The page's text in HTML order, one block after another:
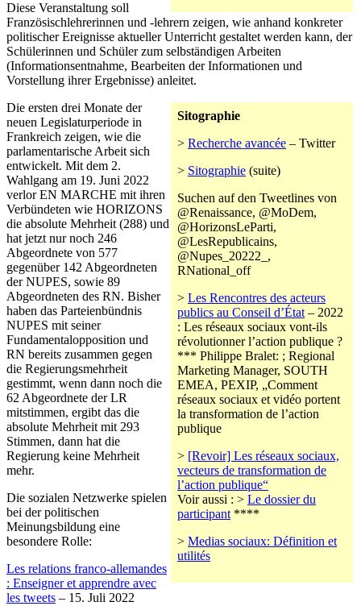
Diese Veranstaltung soll
Französischlehrerinnen und -lehrern zeigen, wie anhand konkreter
politischer Ereignisse aktueller Unterricht gestaltet werden kann, der
Schülerinnen und Schüler zum selbständigen Arbeiten
(Informationsentnahme, Bearbeiten der Informationen und
Vorstellung ihrer Ergebnisse) anleitet.
Sitographie
> Recherche avancée – Twitter
> Sitographie (suite)
Suchen auf den Tweetlines von
@Renaissance, @MoDem,
@HorizonsLeParti,
@LesRepublicains,
@Nupes_20222_,
RNational_off
> Les Rencontres des acteurs
publics au Conseil d’État – 2022
: Les réseaux sociaux vont-ils
révolutionner l’action publique ?
*** Philippe Bralet: ; Regional
Marketing Manager, SOUTH
EMEA, PEXIP, „Comment
réseaux sociaux et vidéo portent
la transformation de l’action
publique
> [Revoir] Les réseaux sociaux,
vecteurs de transformation de
l’action publique“
Voir aussi : > Le dossier du
participant ****
> Medias sociaux: Définition et
utilités
Die ersten drei Monate der
neuen Legislaturperiode in
Frankreich zeigen, wie die
parlamentarische Arbeit sich
entwickelt. Mit dem 2.
Wahlgang am 19. Juni 2022
verlor EN MARCHE mit ihren
Verbündeten wie HORIZONS
die absolute Mehrheit (288) und
hat jetzt nur noch 246
Abgeordnete von 577
gegenüber 142 Abgeordneten
der NUPES, sowie 89
Abgeordneten des RN. Bisher
haben das Parteienbündnis
NUPES mit seiner
Fundamentalopposition und
RN bereits zusammen gegen
die Regierungsmehrheit
gestimmt, wenn dann noch die
62 Abgeordnete der LR
mitstimmen, ergibt das die
absolute Mehrheit mit 293
Stimmen, dann hat die
Regierung keine Mehrheit
mehr.
Die sozialen Netzwerke spielen
bei der politischen
Meinungsbildung eine
besondere Rolle:
Les relations franco-allemandes
: Enseigner et apprendre avec
les tweets – 15. Juli 2022